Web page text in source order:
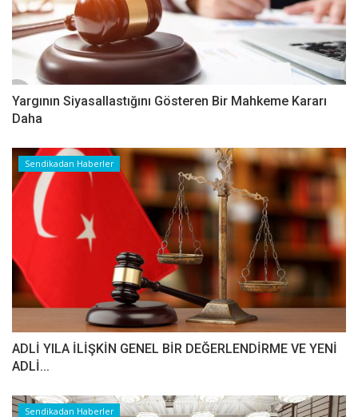
Yargının Siyasallastığını Gösteren Bir Mahkeme Kararı
Daha
Sendikadan Haberler
ADLİ YILA İLİŞKİN GENEL BİR DEĞERLENDİRME VE YENİ
ADLİ...
Sendikadan Haberler